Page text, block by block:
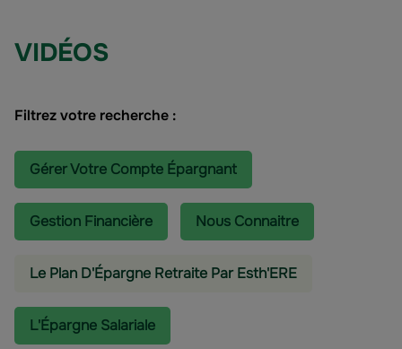
VIDÉOS
Filtrez votre recherche :
Gérer Votre Compte Épargnant
Gestion Financière Nous Connaitre
Le Plan D'Épargne Retraite Par Esth'ERE
L'épargne Salariale